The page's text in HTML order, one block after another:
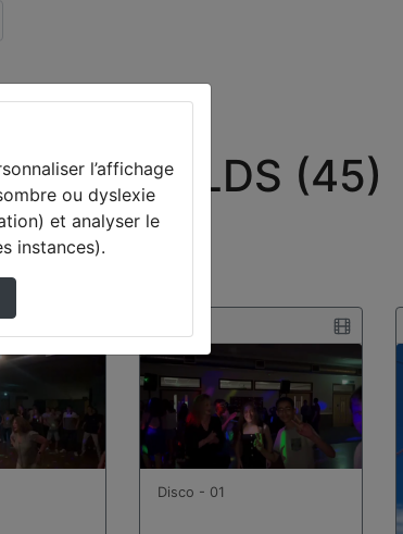
(45)
Disco - 01
l’affichage
ou dyslexie
et analyser le
instances).